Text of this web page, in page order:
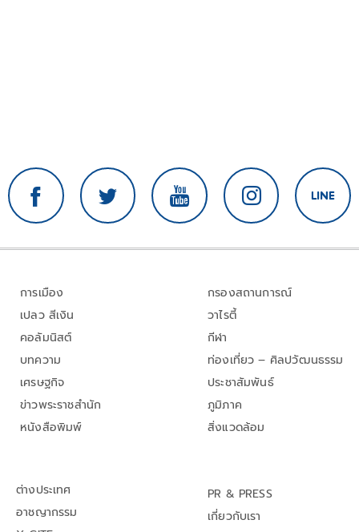
การเมือง
เปลว สีเงิน
คอลัมนิสต์
บทความ
เศรษฐกิจ
ข่าวพระราชสำนัก
หนังสือพิมพ์
กรองสถานการณ์
วาไรตี้
กีฬา
ท่องเที่ยว – ศิลปวัฒนธรรม
ประชาสัมพันธ์
ภูมิภาค
สิ่งแวดล้อม
ต่างประเทศ
อาชญากรรม
PR & PRESS
เกี่ยวกับเรา